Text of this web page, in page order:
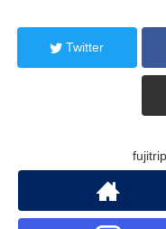
Twitter